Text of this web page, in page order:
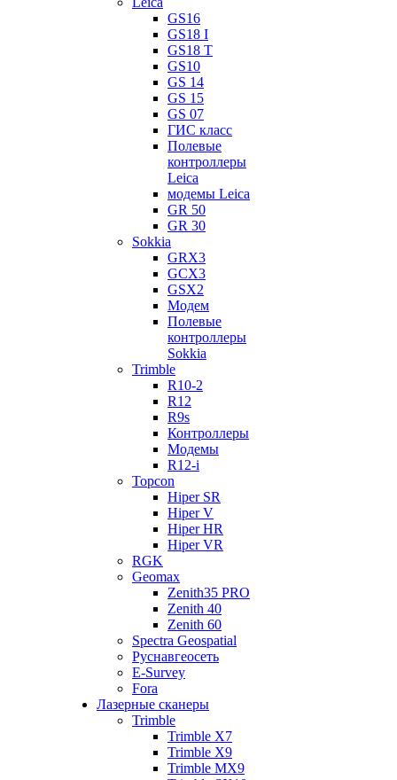
GS16
GS18 I
GS18 T
GS10
GS 14
GS 15
GS 07
ГИС класс
Полевые
контроллеры
Leica
модемы Leica
GR 50
GR 30
Sokkia
GRX3
GCX3
GSX2
Модем
Полевые
контроллеры
Sokkia
Trimble
R10-2
R12
R9s
Контроллеры
Модемы
R12-i
Topcon
Hiper SR
Hiper V
Hiper HR
Hiper VR
RGK
Geomax
Zenith35 PRO
Zenith 40
Zenith 60
Spectra Geospatial
Руснавгеосеть
E-Survey
Fora
Лазерные сканеры
Trimble
Trimble X7
Trimble X9
Trimble MX9